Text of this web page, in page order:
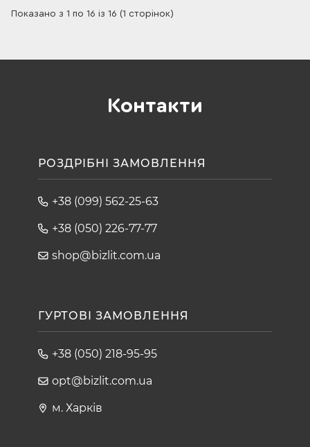
Показано з 1 по 16 із 16 (1 сторінок)
Контакти
РОЗДРІБНІ ЗАМОВЛЕННЯ
+38 (099) 562-25-63
+38 (050) 226-77-77
shop@bizlit.com.ua
ГУРТОВІ ЗАМОВЛЕННЯ
+38 (050) 218-95-95
opt@bizlit.com.ua
м. Харків